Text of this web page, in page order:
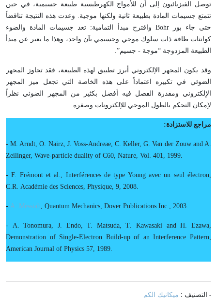
توصل الفيزيائيون إلى أن للأمواج الكهرطيسية طبيعة جسيمية، في حين
تتمتع جسيمات المادة بطبيعة ثانية ولكنها موجية. وعدت هذه النتيجة تناقضاً
حتى جاء بورBohr واقترح مبدأ التمامية: تعد جسيمات المادة والضوء
كوانتات طاقة ذات سلوك موجي وجسيمي بآن واحد، وهذا ما يعبر عن مبدأ
الطبيعة المزدوجة “موجة - جسيم”.
وقد يكون المجهر الإلكتروني أبرز تطبيق لهذه الطبيعة، فقد تجاوز المجهر
الضوئي في تكبيره اعتماداً على هذه الخاصة التي تجعل ميز المجهر
الإلكتروني ومقدرة الفصل فيه أفضل بكثير من المجهر الضوئي نظراً
لإمكان التحكم بالطول الموجي للإلكترونات وصغره.
مراجع للاستزادة:
-M. Arndt, O. Nairz, J. Voss-Andreae, C.Keller, G. Van der Zouw and A.
Zeilinger, Wave-particle duality of C60, Nature, Vol. 401, 1999.
-F. Frémont et al., Interférences de type Young avec un seul électron,
C.R. Académie des Sciences, Physique, 9, 2008.
- A. Messiah, Quantum Mechanics, Dover Publications Inc., 2003.
- A. Tonomura, J. Endo, T. Matsuda, T.Kawasaki and H. Ezawa,
Demonstration of Single-Electron Build-up of an Interference Pattern,
American Journal of Physics 57, 1989.
- التصنيف : ميكانيك الكم